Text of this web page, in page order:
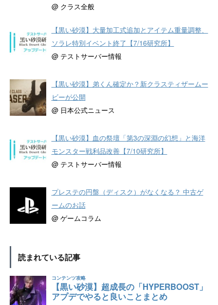
@ クラス全般
【黒い砂漠】大量加工式追加とアイテム重量調整、
ソラレ特別イベント終了【7/16研究所】
@ テストサーバー情報
【黒い砂漠】弟くん確定か？新クラスティザームー
ビーが公開
@ 日本公式ニュース
【黒い砂漠】血の祭壇「第3の深淵の幻想」と海洋
モンスター戦利品改善【7/10研究所】
@ テストサーバー情報
プレステの円盤（ディスク）がなくなる？ 中古ゲ
ームのお話
@ ゲームコラム
読まれている記事